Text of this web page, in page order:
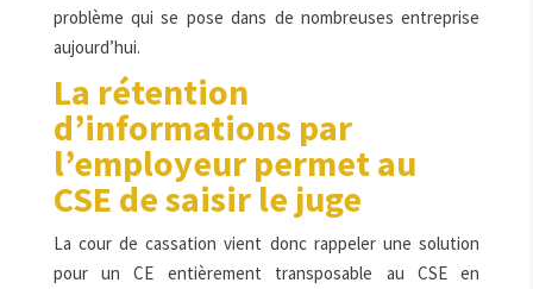
problème qui se pose dans de nombreuses entreprise
aujourd’hui.
La rétention
d’informations par
l’employeur permet au
CSE de saisir le juge
La cour de cassation vient donc rappeler une solution
pour un CE entièrement transposable au CSE en